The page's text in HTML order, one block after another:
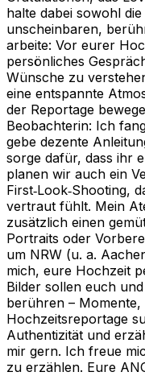
halte dabei sowohl
unscheinbaren,
arbeite: Vor eurer
persönliches
Wünsche zu
eine entspannte
der Reportage
Beobachterin: Ich
gebe dezente
sorge dafür, dass ihr
planen wir auch ein
First‑Look‑Shooting,
vertraut fühlt. Mein
zusätzlich einen
Portraits oder
um NRW (u. a.
mich, eure Hochzeit
Bilder sollen euch
berühren – Momente,
Hochzeitsreportage
Authentizität und
mir gern. Ich freue
zu erzählen. Eure